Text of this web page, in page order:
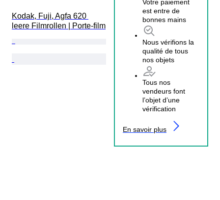
Votre paiement
est entre de
bonnes mains
Nous vérifions la
qualité de tous
nos objets
Tous nos
vendeurs font
l’objet d’une
vérification
En savoir plus
Kodak, Fuji, Agfa 620
leere Filmrollen | Porte-film